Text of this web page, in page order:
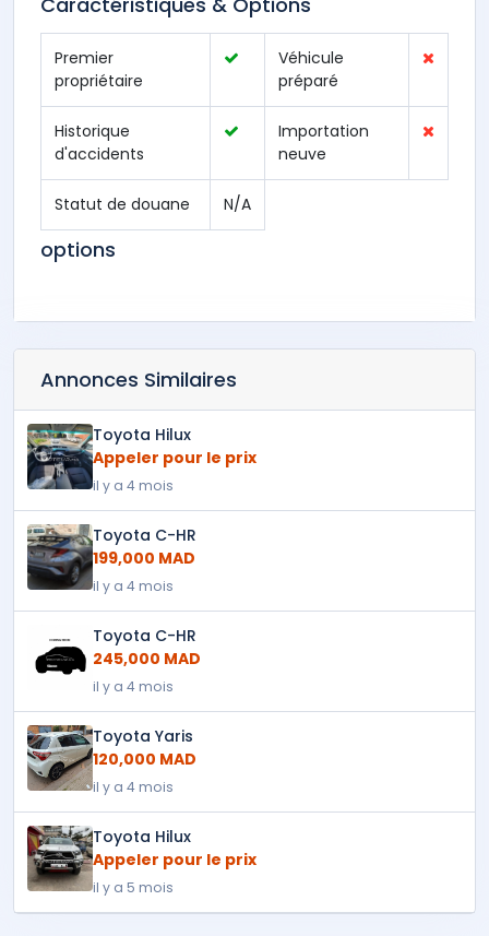
Premier
propriétaire
Véhicule
préparé
Historique
d'accidents
Importation
neuve
Statut de douane N/A
options
Annonces Similaires
Toyota Hilux
Appeler pour le prix
il y a 4 mois
Toyota C-HR
199,000 MAD
il y a 4 mois
Toyota C-HR
245,000 MAD
il y a 4 mois
Toyota Yaris
120,000 MAD
il y a 4 mois
Toyota Hilux
Appeler pour le prix
il y a 5 mois